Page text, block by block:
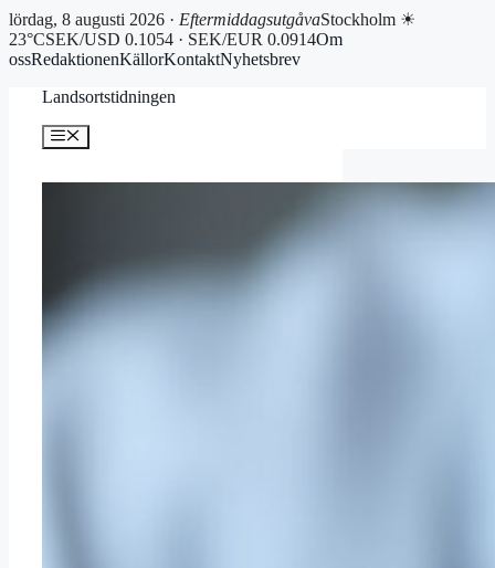
lördag, 8 augusti 2026 · EftermiddagsutgåvaStockholm ☀
23°CSEK/USD 0.1054 · SEK/EUR 0.0914Om
ossRedaktionenKällorKontaktNyhetsbrev
Landsortstidningen
Meny